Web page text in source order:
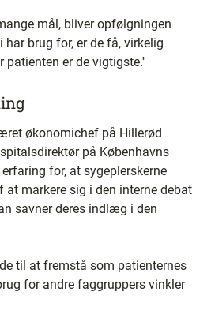
mål, bliver opfølgningen
har brug for, er de få, virkelig
patienten er de vigtigste.''
økonomichef på Hillerød
på Københavns
for, at sygeplerskerne
at markere sig i den interne debat
savner deres indlæg i den
til at fremstå som patienternes
for andre faggruppers vinkler